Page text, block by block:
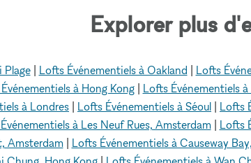
Explorer plus
Plage| Lofts Événementiels à Oakland Lofts
à Hong Kong| Lofts Événementiels
à Londres Lofts Événementiels à Séoul Lofts
à Les Neuf Rues, Amsterdam| Lofts
Amsterdam| Lofts Événementiels à Causeway